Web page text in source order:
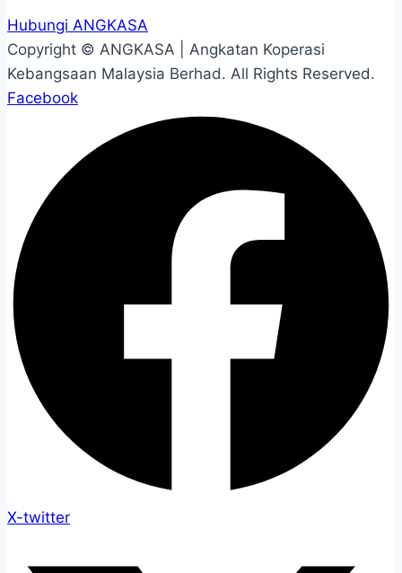
Hubungi ANGKASA
Copyright © ANGKASA | Angkatan Koperasi
Kebangsaan Malaysia Berhad. All Rights Reserved.
Facebook
X-twitter